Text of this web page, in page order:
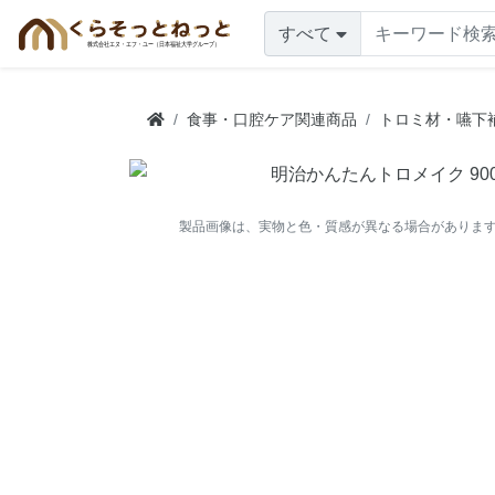
すべて
食事・口腔ケア関連商品 トロミ材・嚥下
製品画像は、実物と色・質感が異なる場合がありま